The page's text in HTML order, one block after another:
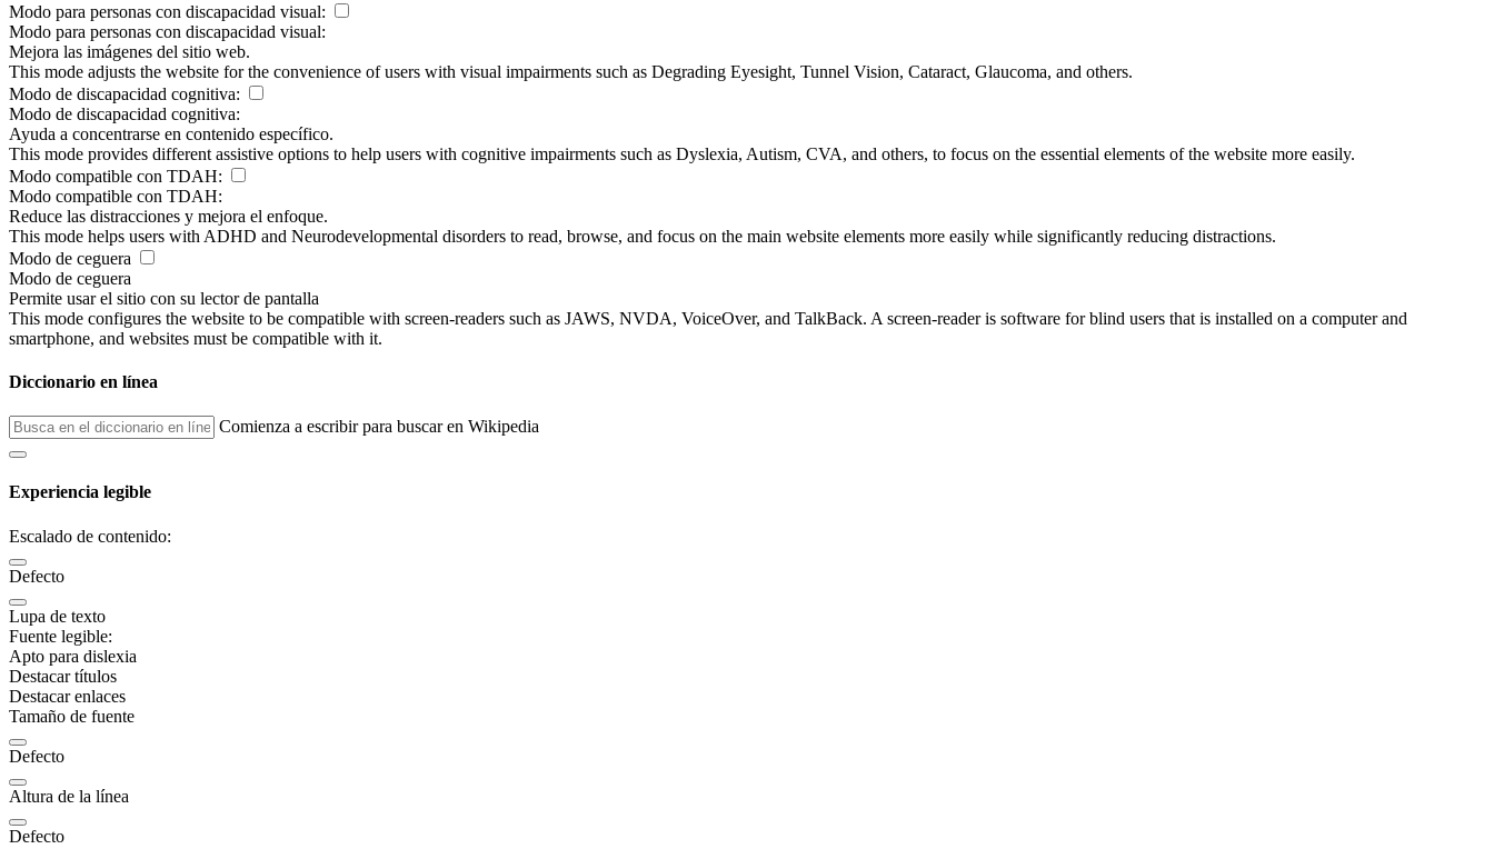
Modo para personas con discapacidad visual:
Modo para personas con discapacidad visual:
Mejora las imágenes del sitio web.
This mode adjusts the website for the convenience of users with visual impairments such as Degrading Eyesight, Tunnel Vision, Cataract, Glaucoma, and others.
Modo de discapacidad cognitiva:
Modo de discapacidad cognitiva:
Ayuda a concentrarse en contenido específico.
This mode provides different assistive options to help users with cognitive impairments such as Dyslexia, Autism, CVA, and others, to focus on the essential elements of the website more easily.
Modo compatible con TDAH:
Modo compatible con TDAH:
Reduce las distracciones y mejora el enfoque.
This mode helps users with ADHD and Neurodevelopmental disorders to read, browse, and focus on the main website elements more easily while significantly reducing distractions.
Modo de ceguera
Modo de ceguera
Permite usar el sitio con su lector de pantalla
This mode configures the website to be compatible with screen-readers such as JAWS, NVDA, VoiceOver, and TalkBack. A screen-reader is software for blind users that is installed on a computer and
smartphone, and websites must be compatible with it.
Diccionario en línea
Comienza a escribir para buscar en Wikipedia
Experiencia legible
Escalado de contenido:
Defecto
Lupa de texto
Fuente legible:
Apto para dislexia
Destacar títulos
Destacar enlaces
Tamaño de fuente
Defecto
Altura de la línea
Defecto